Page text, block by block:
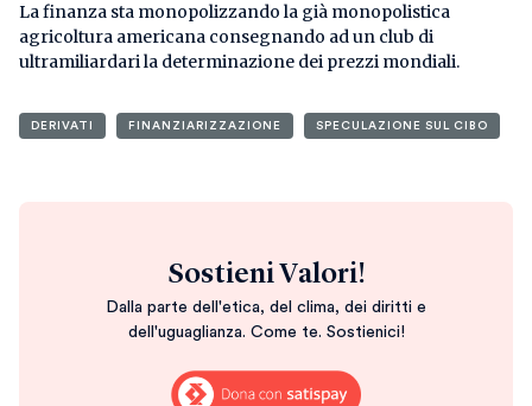
La finanza sta monopolizzando la già monopolistica
agricoltura americana consegnando ad un club di
ultramiliardari la determinazione dei prezzi mondiali.
DERIVATI FINANZIARIZZAZIONE SPECULAZIONE SUL CIBO
Sostieni Valori!
Dalla parte dell'etica, del clima, dei diritti e
dell'uguaglianza. Come te. Sostienici!